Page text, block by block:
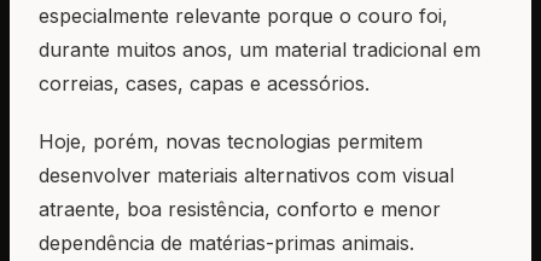
especialmente relevante porque o couro foi,
durante muitos anos, um material tradicional em
correias, cases, capas e acessórios.
Hoje, porém, novas tecnologias permitem
desenvolver materiais alternativos com visual
atraente, boa resistência, conforto e menor
dependência de matérias-primas animais.